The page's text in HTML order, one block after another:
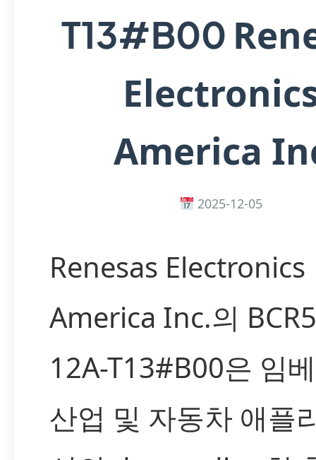
T13#B00
America
2025-12-05
Renesas Electronics
America Inc.의
12A-T13#B00은 임
산업 및 자동차 애플